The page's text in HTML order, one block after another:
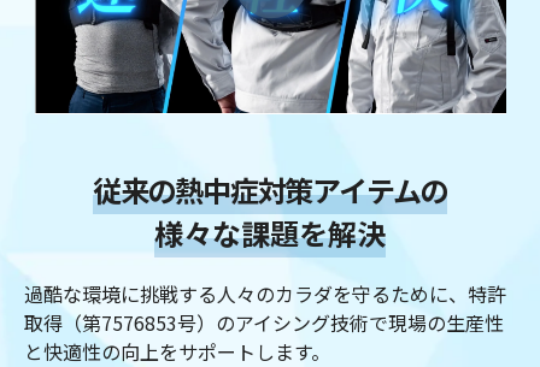
従来の熱中症対策アイテムの
様々な課題を解決
過酷な環境に挑戦する人々のカラダを守るために、特許
取得（第7576853号）のアイシング技術で現場の生産性
と快適性の向上をサポートします。